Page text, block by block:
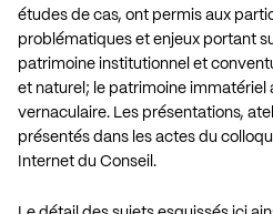
études de cas, ont permis aux
problématiques et enjeux portant
patrimoine institutionnel et
et naturel; le patrimoine immatériel
vernaculaire. Les présentations,
présentés dans les actes du
Internet du Conseil.